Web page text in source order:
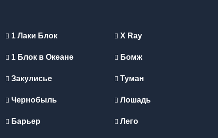
1 Лаки Блок
1 Блок в Океане
Закулисье
Чернобыль
Барьер
X Ray
Бомж
Туман
Лошадь
Лего